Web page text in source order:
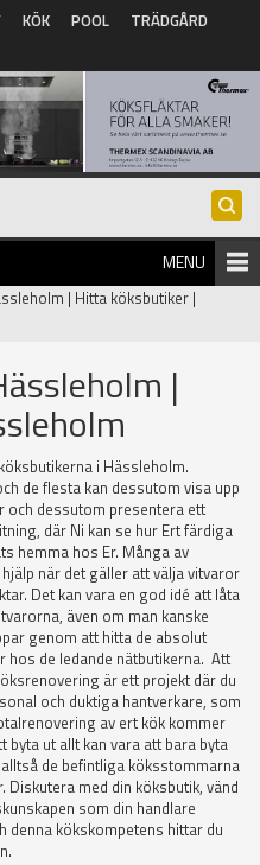
KÖK POOL
TRÄDGÅRD
MENU
| Hitta köksbutiker |
|
i Hässleholm.
de flesta kan dessutom visa upp
och dessutom presentera ett
där Ni kan se hur Ert färdiga
hemma hos Er. Många av
när det gäller att välja vitvaror
Det kan vara en god idé att låta
även om man kanske
genom att hitta de absolut
de ledande nätbutikerna. Att
är ett projekt där du
och duktiga hantverkare, som
av ert kök kommer
byta ut allt kan vara att bara byta
de befintliga köksstommarna
med din köksbutik, vänd
som din handlare
denna kökskompetens hittar du